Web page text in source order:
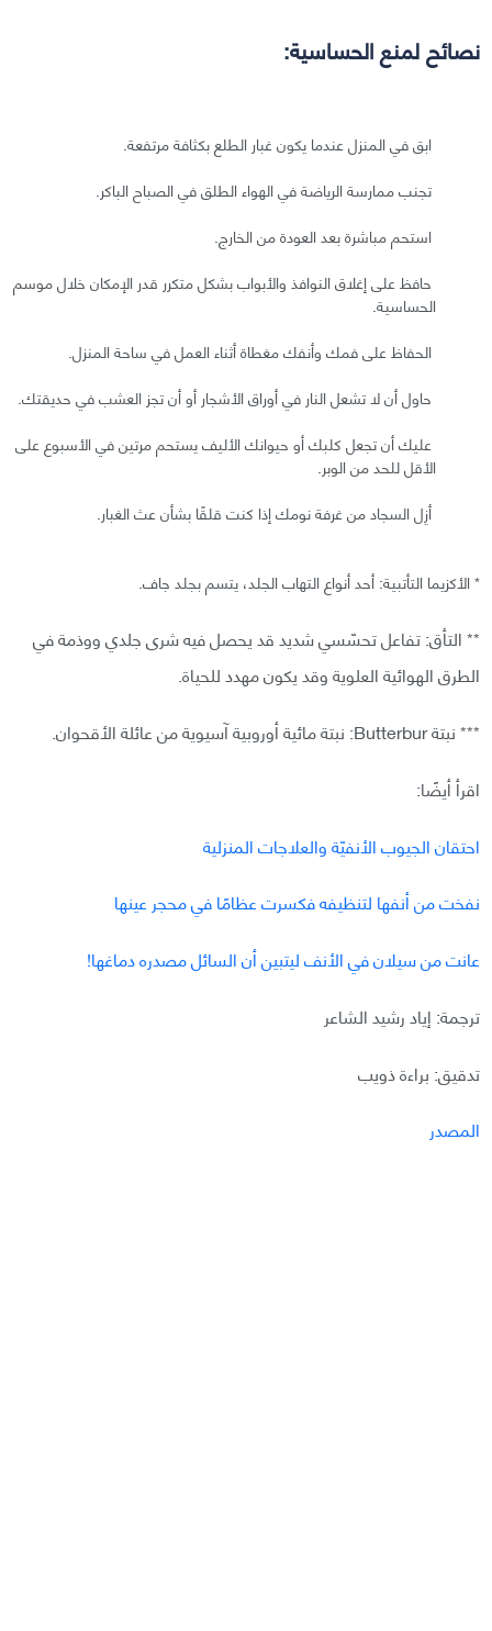
نصائح لمنع الحساسية:
ابق في المنزل عندما يكون غبار الطلع بكثافة مرتفعة.
تجنب ممارسة الرياضة في الهواء الطلق في الصباح الباكر.
استحم مباشرة بعد العودة من الخارج.
حافظ على إغلاق النوافذ والأبواب بشكل متكرر قدر الإمكان خلال موسم
الحساسية.
الحفاظ على فمك وأنفك مغطاة أثناء العمل في ساحة المنزل.
حاول أن لا تشعل النار في أوراق الأشجار أو أن تجز العشب في حديقتك.
عليك أن تجعل كلبك أو حيوانك الأليف يستحم مرتين في الأسبوع على
الأقل للحد من الوبر.
أزِل السجاد من غرفة نومك إذا كنت قلقًا بشأن عث الغبار.
* الأكزيما التأتبية: أحد أنواع التهاب الجلد، يتسم بجلد جاف.
** التأق: تفاعل تحسّسي شديد قد يحصل فيه شرى جلدي ووذمة في
الطرق الهوائية العلوية وقد يكون مهدد للحياة.
*** نبتة Butterbur: نبتة مائية أوروبية آسيوية من عائلة الأقحوان.
اقرأ أيضًا:
احتقان الجيوب الأنفيّة والعلاجات المنزلية
نفخت من أنفها لتنظيفه فكسرت عظامًا في محجر عينها
عانت من سيلان في الأنف ليتبين أن السائل مصدره دماغها!
ترجمة: إياد رشيد الشاعر
تدقيق: براءة ذويب
المصدر